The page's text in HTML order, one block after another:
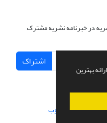
بهترین
در خبرنامه نشریه مشترک
اشتراک
سازی از سیناوب